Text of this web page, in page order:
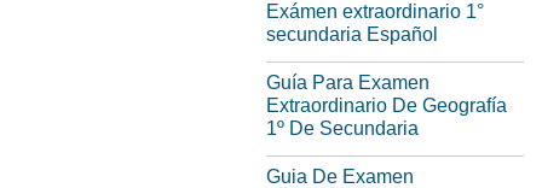
Exámen extraordinario 1°
secundaria Español
Guía Para Examen
Extraordinario De Geografía
1º De Secundaria
Guia De Examen